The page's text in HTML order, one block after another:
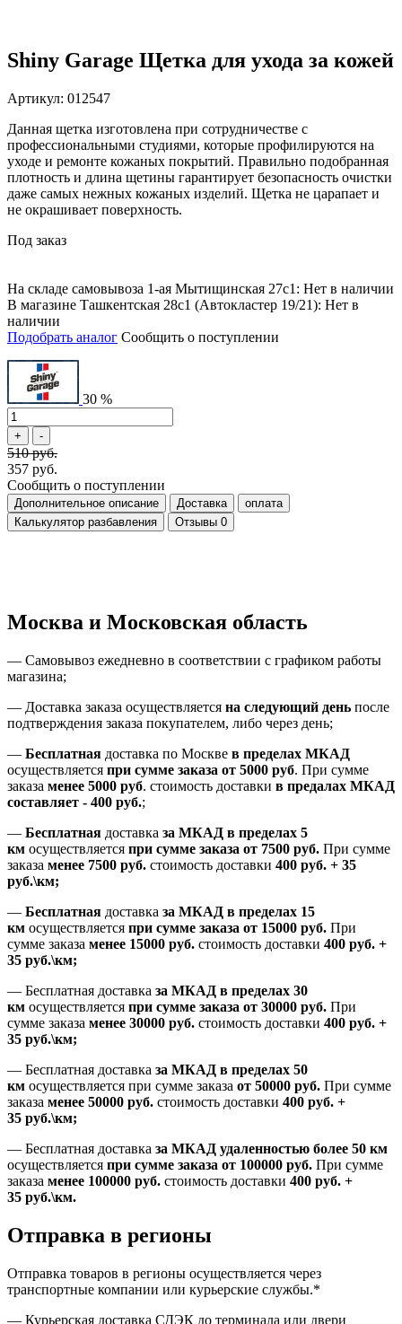
Shiny Garage Щетка для ухода за кожей
Артикул: 012547
Данная щетка изготовлена при сотрудничестве с
профессиональными студиями, которые профилируются на
уходе и ремонте кожаных покрытий. Правильно подобранная
плотность и длина щетины гарантирует безопасность очистки
даже самых нежных кожаных изделий. Щетка не царапает и
не окрашивает поверхность.
Под заказ
На складе самовывоза 1-ая Мытищинская 27с1: Нет в наличии
В магазине Ташкентская 28с1 (Автокластер 19/21): Нет в
наличии
Подобрать аналог Сообщить о поступлении
30 %
510 руб.
357 руб.
Сообщить о поступлении
Дополнительное описание Доставка
оплата
Калькулятор разбавления
Отзывы 0
Москва и Московская область
— Самовывоз ежедневно в соответствии с графиком работы
магазина;
— Доставка заказа осуществляется на следующий день после
подтверждения заказа покупателем, либо через день;
— Бесплатная доставка по Москве в пределах МКАД
осуществляется при сумме заказа от 5000 руб. При сумме
заказа менее 5000 руб. стоимость доставки в предалах МКАД
составляет - 400 руб.;
— Бесплатная доставка за МКАД в пределах 5
км осуществляется при сумме заказа от 7500 руб. При сумме
заказа менее 7500 руб. стоимость доставки 400 руб. + 35
руб.\км;
— Бесплатная доставка за МКАД в пределах 15
км осуществляется при сумме заказа от 15000 руб. При
сумме заказа менее 15000 руб. стоимость доставки 400 руб. +
35 руб.\км;
— Бесплатная доставка за МКАД в пределах 30
км осуществляется при сумме заказа от 30000 руб. При
сумме заказа менее 30000 руб. стоимость доставки 400 руб. +
35 руб.\км;
— Бесплатная доставка за МКАД в пределах 50
км осуществляется при сумме заказа от 50000 руб. При сумме
заказа менее 50000 руб. стоимость доставки 400 руб. +
35 руб.\км;
— Бесплатная доставка за МКАД удаленностью более 50 км
осуществляется при сумме заказа от 100000 руб. При сумме
заказа менее 100000 руб. стоимость доставки 400 руб. +
35 руб.\км.
Отправка в регионы
Отправка товаров в регионы осуществляется через
транспортные компании или курьерские службы.*
— Курьерская доставка СДЭК до терминала или двери